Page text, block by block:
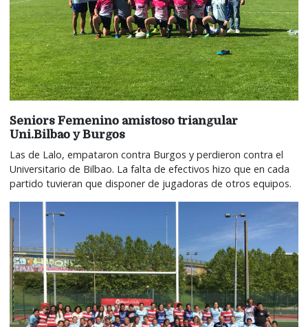
Seniors Femenino amistoso triangular
Uni.Bilbao y Burgos
Las de Lalo, empataron contra Burgos y perdieron contra el
Universitario de Bilbao. La falta de efectivos hizo que en cada
partido tuvieran que disponer de jugadoras de otros equipos.